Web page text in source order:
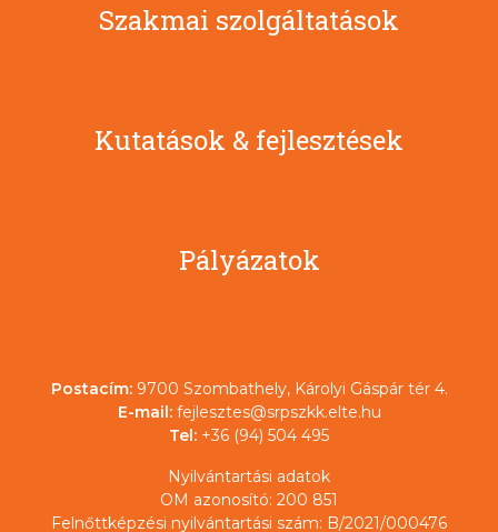
Szakmai szolgáltatások
Kutatások & fejlesztések
Pályázatok
Postacím: 9700 Szombathely, Károlyi Gáspár tér 4.
E-mail: fejlesztes@srpszkk.elte.hu
Tel: +36 (94) 504 495
Nyilvántartási adatok
OM azonosító: 200 851
Felnőttképzési nyilvántartási szám: B/2021/000476